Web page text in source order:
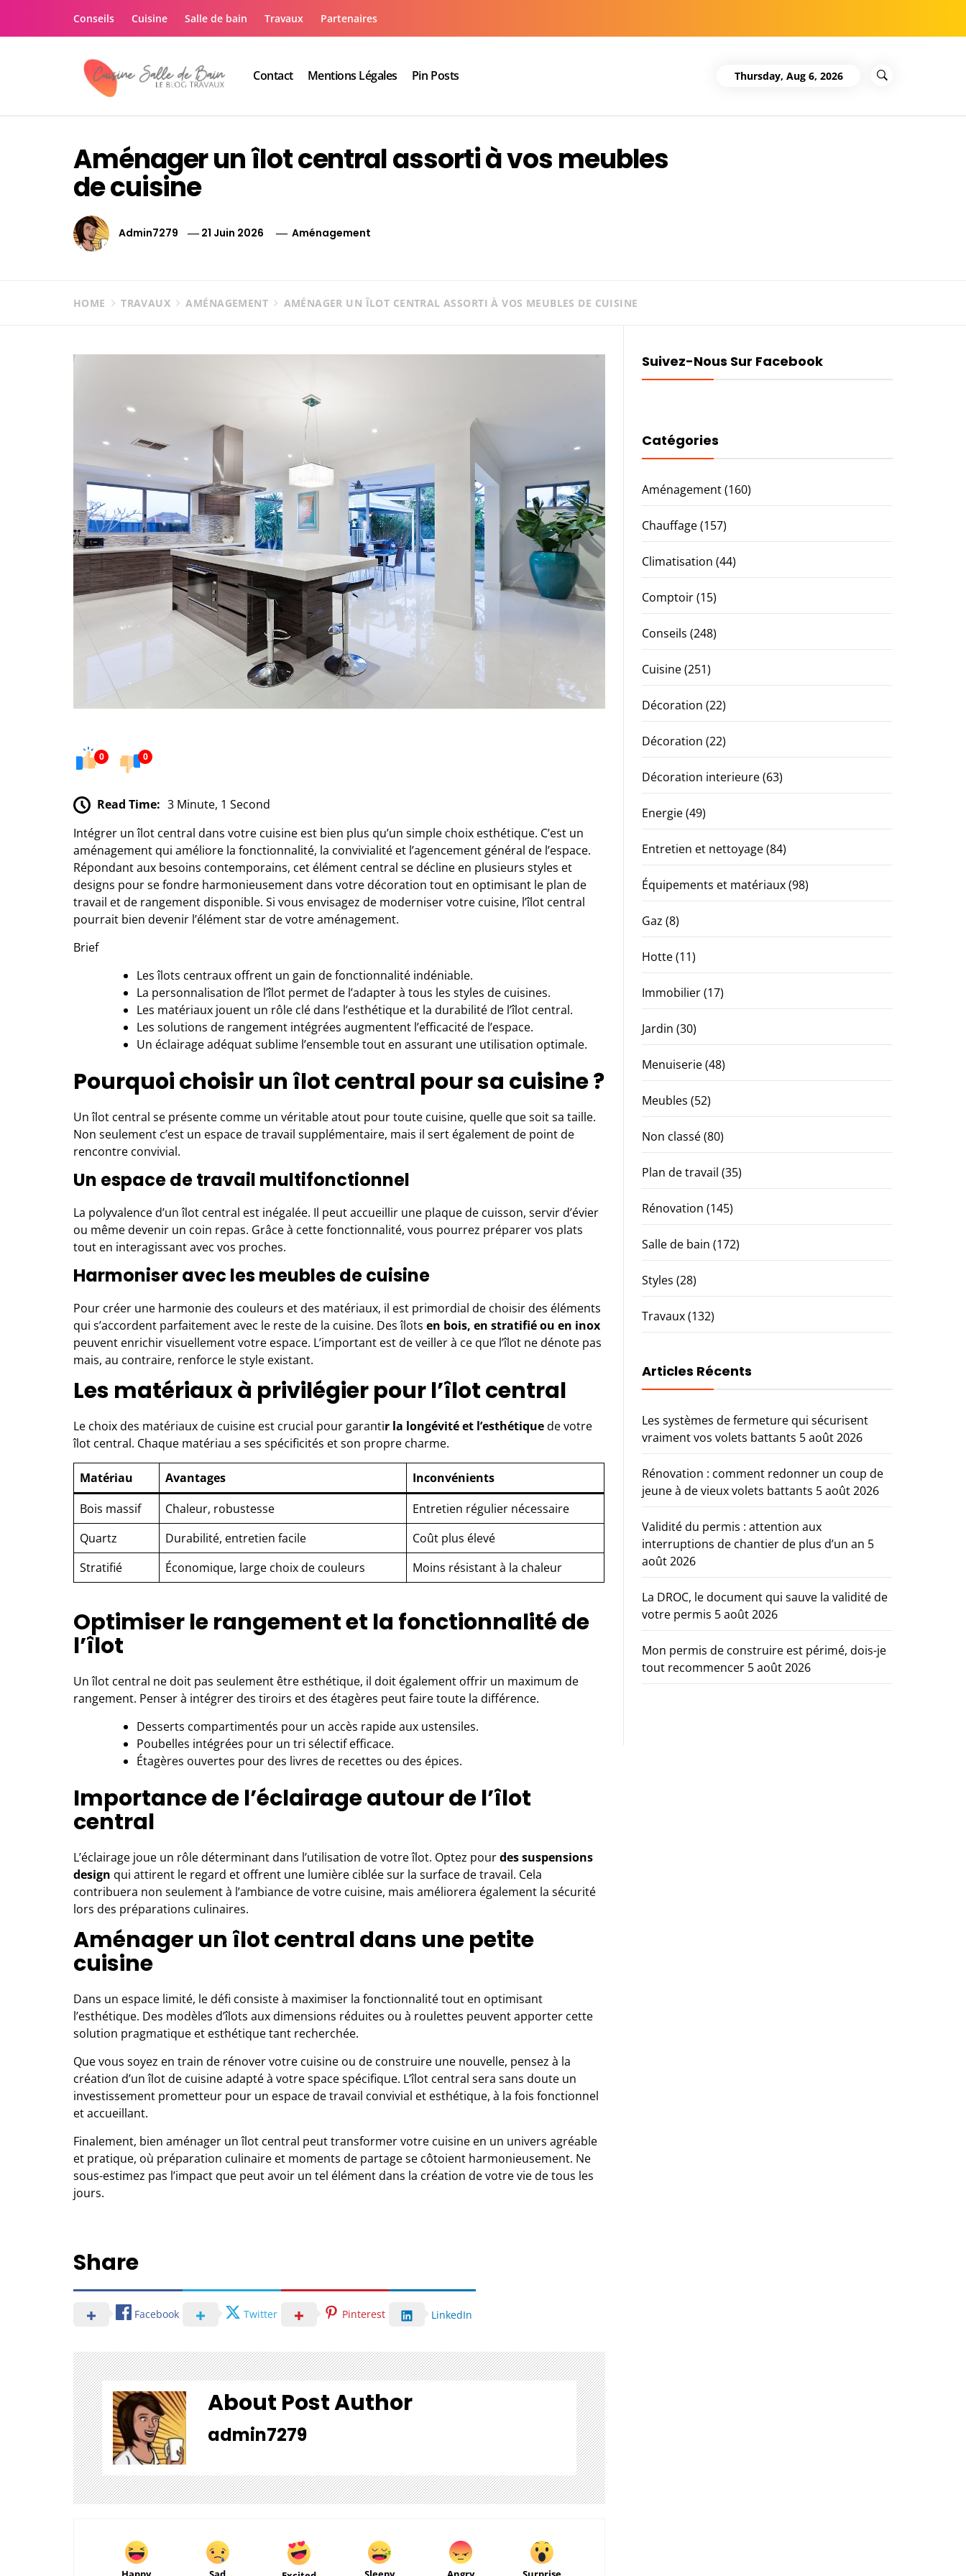
Conseils Cuisine Salle de bain Travaux Partenaires
Contact Mentions Légales Pin Posts Thursday, Aug 6, 2026
Aménager un îlot central assorti à vos meubles
de cuisine
Admin7279 21 Juin 2026 Aménagement
HOME TRAVAUX AMÉNAGEMENT AMÉNAGER UN ÎLOT CENTRAL ASSORTI À VOS MEUBLES DE CUISINE
0 0
Read Time: 3 Minute, 1 Second
Intégrer un îlot central dans votre cuisine est bien plus qu’un simple choix esthétique. C’est un
aménagement qui améliore la fonctionnalité, la convivialité et l’agencement général de l’espace.
Répondant aux besoins contemporains, cet élément central se décline en plusieurs styles et
designs pour se fondre harmonieusement dans votre décoration tout en optimisant le plan de
travail et de rangement disponible. Si vous envisagez de moderniser votre cuisine, l’îlot central
pourrait bien devenir l’élément star de votre aménagement.
Brief
Les îlots centraux offrent un gain de fonctionnalité indéniable.
La personnalisation de l’îlot permet de l’adapter à tous les styles de cuisines.
Les matériaux jouent un rôle clé dans l’esthétique et la durabilité de l’îlot central.
Les solutions de rangement intégrées augmentent l’efficacité de l’espace.
Un éclairage adéquat sublime l’ensemble tout en assurant une utilisation optimale.
Pourquoi choisir un îlot central pour sa cuisine ?
Un îlot central se présente comme un véritable atout pour toute cuisine, quelle que soit sa taille.
Non seulement c’est un espace de travail supplémentaire, mais il sert également de point de
rencontre convivial.
Un espace de travail multifonctionnel
La polyvalence d’un îlot central est inégalée. Il peut accueillir une plaque de cuisson, servir d’évier
ou même devenir un coin repas. Grâce à cette fonctionnalité, vous pourrez préparer vos plats
tout en interagissant avec vos proches.
Harmoniser avec les meubles de cuisine
Pour créer une harmonie des couleurs et des matériaux, il est primordial de choisir des éléments
qui s’accordent parfaitement avec le reste de la cuisine. Des îlots en bois, en stratifié ou en inox
peuvent enrichir visuellement votre espace. L’important est de veiller à ce que l’îlot ne dénote pas
mais, au contraire, renforce le style existant.
Les matériaux à privilégier pour l’îlot central
Le choix des matériaux de cuisine est crucial pour garantir la longévité et l’esthétiquede votre
îlot central. Chaque matériau a ses spécificités et son propre charme.
Matériau Avantages
Inconvénients
Bois massif
Chaleur, robustesse
Entretien régulier nécessaire
Quartz
Durabilité, entretien facile
Coût plus élevé
Stratifié
Économique, large choix de couleurs Moins résistant à la chaleur
Optimiser le rangement et la fonctionnalité de
l’îlot
Un îlot central ne doit pas seulement être esthétique, il doit également offrir un maximum de
rangement. Penser à intégrer des tiroirs et des étagères peut faire toute la différence.
Desserts compartimentés pour un accès rapide aux ustensiles.
Poubelles intégrées pour un tri sélectif efficace.
Étagères ouvertes pour des livres de recettes ou des épices.
Importance de l’éclairage autour de l’îlot
central
L’éclairage joue un rôle déterminant dans l’utilisation de votre îlot. Optez pourdes suspensions
design qui attirent le regard et offrent une lumière ciblée sur la surface de travail. Cela
contribuera non seulement à l’ambiance de votre cuisine, mais améliorera également la sécurité
lors des préparations culinaires.
Aménager un îlot central dans une petite
cuisine
Dans un espace limité, le défi consiste à maximiser la fonctionnalité tout en optimisant
l’esthétique. Des modèles d’îlots aux dimensions réduites ou à roulettes peuvent apporter cette
solution pragmatique et esthétique tant recherchée.
Que vous soyez en train de rénover votre cuisine ou de construire une nouvelle, pensez à la
création d’un îlot de cuisine adaptéà votre space spécifique. L’îlot central sera sans doute un
investissement prometteur pour un espace de travail convivial et esthétique, à la fois fonctionnel
et accueillant.
Finalement, bien aménager un îlot central peut transformer votre cuisine en un univers agréable
et pratique, où préparation culinaire et moments de partage se côtoient harmonieusement. Ne
sous-estimez pas l’impact que peut avoir un tel élément dans la création de votre vie de tous les
jours.
Share
Facebook Twitter Pinterest LinkedIn
About Post Author
admin7279
Suivez-Nous Sur Facebook
Catégories
Aménagement(160)
Chauffage(157)
Climatisation (44)
Comptoir(15)
Conseils (248)
Cuisine(251)
Décoration (22)
Décoration (22)
Décoration interieure(63)
Energie(49)
Entretien et nettoyage(84)
Équipements et matériaux(98)
Gaz (8)
Hotte(11)
Immobilier(17)
Jardin (30)
Menuiserie(48)
Meubles (52)
Non classé(80)
Plan de travail (35)
Rénovation (145)
Salle de bain (172)
Styles (28)
Travaux(132)
Articles Récents
Les systèmes de fermeture qui sécurisent
vraiment vos volets battants 5 août 2026
Rénovation : comment redonner un coup de
jeune à de vieux volets battants 5 août 2026
Validité du permis : attention aux
interruptions de chantier de plus d’un an 5
août 2026
La DROC, le document qui sauve la validité de
votre permis 5 août 2026
Mon permis de construire est périmé, dois-je
tout recommencer 5 août 2026